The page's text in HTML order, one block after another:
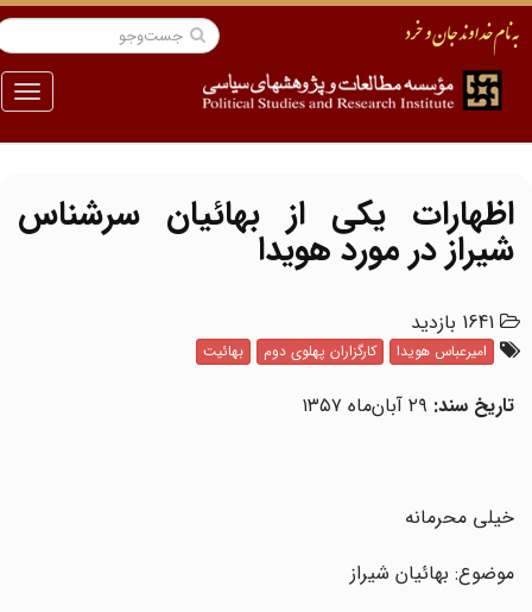
منو
اظهارات یکی از بهائیان سرشناس
شیراز در مورد هویدا
1641 بازدید
امیرعباس هویدا کارگزاران پهلوی دوم بهائیت
تاریخ سند:۲۹ آبان‌ماه ۱۳۵۷
خیلی محرمانه
موضوع: بهائیان شیراز